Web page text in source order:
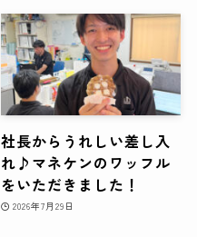
社長からうれしい差し入
れ♪マネケンのワッフル
をいただきました！
2026年7月29日